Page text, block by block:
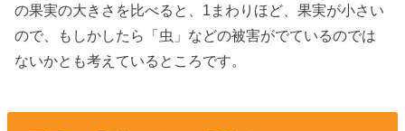
の果実の大きさを比べると、1まわりほど、果実が小さい
ので、もしかしたら「虫」などの被害がでているのでは
ないかとも考えているところです。